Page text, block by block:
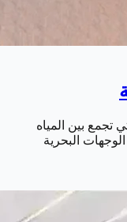
بين المياه
البحرية